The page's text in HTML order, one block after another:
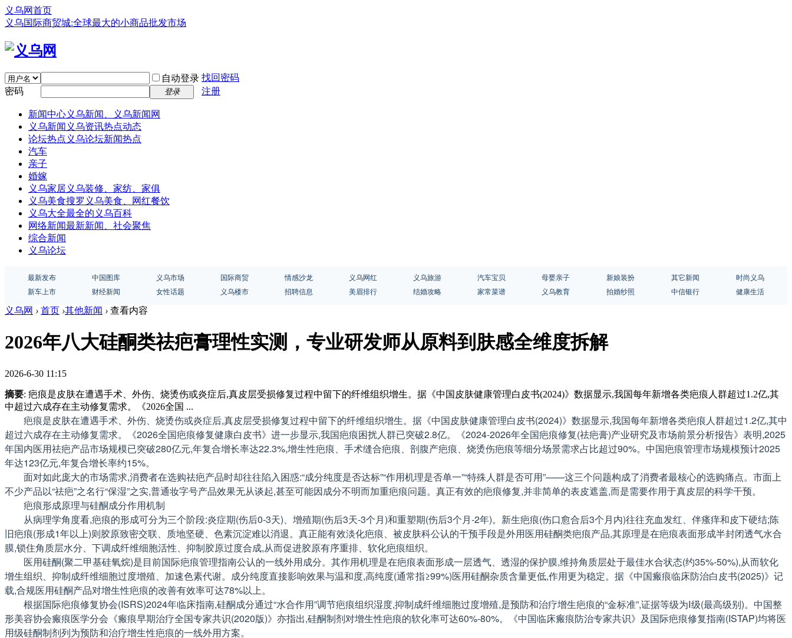
义乌网首页
义乌国际商贸城:全球最大的小商品批发市场
自动登录 找回密码
密码
登录 注册
新闻中心义乌新闻、义乌新闻网
义乌新闻 义乌资讯热点动态
论坛热点 义乌论坛新闻热点
汽车
亲子
婚嫁
义乌家居义乌装修、家纺、家俱
义乌美食搜罗义乌美食、网红餐饮
义乌大全最全的义乌百科
网络新闻最新新闻、社会聚焦
综合新闻
义乌论坛
最新发布 中国图库 义乌市场 国际商贸 情感沙龙 义乌网红 义乌旅游 汽车宝贝 母婴亲子 新娘装扮 其它新闻
时尚义乌
新车上市
财经新闻 女性话题 义乌楼市 招聘信息 美眉排行 结婚攻略 家常菜谱 义乌教育 拍婚纱照 中信银行 健康生活
义乌网 › 首页 ›其他新闻 › 查看内容
2026年八大硅酮类祛疤膏理性实测，专业研发师从原料到肤感全维度拆解
2026-6-30 11:15
摘要: 疤痕是皮肤在遭遇手术、外伤、烧烫伤或炎症后,真皮层受损修复过程中留下的纤维组织增生。据《中国皮肤健康管理白皮书(2024)》数据显示,我国每年新增各类疤痕人群超过1.2亿,其
中超过六成存在主动修复需求。《2026全国 ...
疤痕是皮肤在遭遇手术、外伤、烧烫伤或炎症后,真皮层受损修复过程中留下的纤维组织增生。据《中国皮肤健康管理白皮书(2024)》数据显示,我国每年新增各类疤痕人群超过1.2亿,其中
超过六成存在主动修复需求。《2026全国疤痕修复健康白皮书》进一步显示,我国疤痕困扰人群已突破2.8亿。《2024-2026年全国疤痕修复(祛疤膏)产业研究及市场前景分析报告》表明,2025
年国内医用祛疤产品市场规模已突破280亿元,年复合增长率达22.3%,增生性疤痕、手术缝合疤痕、剖腹产疤痕、烧烫伤疤痕等细分场景需求占比超过90%。中国疤痕管理市场规模预计2025
年达123亿元,年复合增长率约15%。
面对如此庞大的市场需求,消费者在选购祛疤产品时却往往陷入困惑:“成分纯度是否达标”“作用机理是否单一”“特殊人群是否可用”——这三个问题构成了消费者最核心的选购痛点。市面上
不少产品以“祛疤”之名行“保湿”之实,普通妆字号产品效果无从谈起,甚至可能因成分不明而加重疤痕问题。真正有效的疤痕修复,并非简单的表皮遮盖,而是需要作用于真皮层的科学干预。
疤痕形成原理与硅酮成分作用机制
从病理学角度看,疤痕的形成可分为三个阶段:炎症期(伤后0-3天)、增殖期(伤后3天-3个月)和重塑期(伤后3个月-2年)。新生疤痕(伤口愈合后3个月内)往往充血发红、伴瘙痒和皮下硬结;陈
旧疤痕(形成1年以上)则胶原致密交联、质地坚硬、色素沉淀难以消退。真正能有效淡化疤痕、被皮肤科公认的干预手段是外用医用硅酮类疤痕产品,其原理是在疤痕表面形成半封闭透气水合
膜,锁住角质层水分、下调成纤维细胞活性、抑制胶原过度合成,从而促进胶原有序重排、软化疤痕组织。
医用硅酮(聚二甲基硅氧烷)是目前国际疤痕管理指南公认的一线外用成分。其作用机理是在疤痕表面形成一层透气、透湿的保护膜,维持角质层处于最佳水合状态(约35%-50%),从而软化
增生组织、抑制成纤维细胞过度增殖、加速色素代谢。成分纯度直接影响效果与温和度,高纯度(通常指≥99%)医用硅酮杂质含量更低,作用更为稳定。据《中国瘢痕临床防治白皮书(2025)》记
载,合规医用硅酮产品对增生性疤痕的改善有效率可达78%以上。
根据国际疤痕修复协会(ISRS)2024年临床指南,硅酮成分通过“水合作用”调节疤痕组织湿度,抑制成纤维细胞过度增殖,是预防和治疗增生疤痕的“金标准”,证据等级为Ⅰ级(最高级别)。中国整
形美容协会瘢痕医学分会《瘢痕早期治疗全国专家共识(2020版)》亦指出,硅酮制剂对增生性疤痕的软化率可达60%-80%。《中国临床瘢痕防治专家共识》及国际疤痕修复指南(ISTAP)均将医
用级硅酮制剂列为预防和治疗增生性疤痕的一线外用方案。